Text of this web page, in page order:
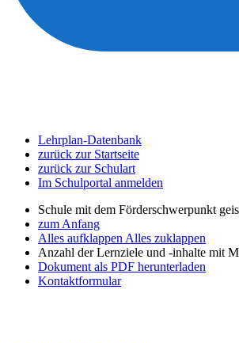
Lehrplan-Datenbank
zurück zur Startseite
zurück zur Schulart
Im Schulportal anmelden
Schule mit dem Förderschwerpunkt
zum Anfang
Alles aufklappen Alles zuklappen
Anzahl der Lernziele und -inhalte mit
Dokument als PDF herunterladen
Kontaktformular